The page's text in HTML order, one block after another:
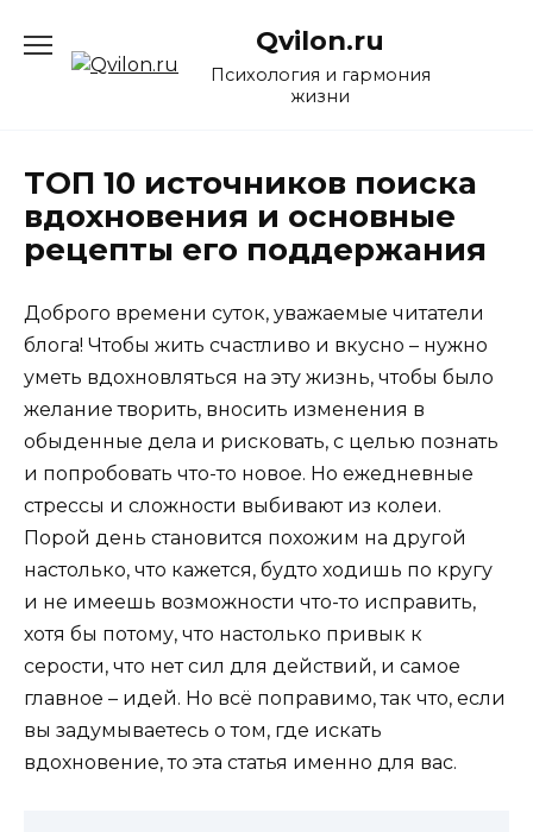
содержанию
Qvilon.ru
Психология и гармония
жизни
ТОП 10 источников поиска
вдохновения и основные
рецепты его поддержания
Доброго времени суток, уважаемые читатели
блога! Чтобы жить счастливо и вкусно – нужно
уметь вдохновляться на эту жизнь, чтобы было
желание творить, вносить изменения в
обыденные дела и рисковать, с целью познать
и попробовать что-то новое. Но ежедневные
стрессы и сложности выбивают из колеи.
Порой день становится похожим на другой
настолько, что кажется, будто ходишь по кругу
и не имеешь возможности что-то исправить,
хотя бы потому, что настолько привык к
серости, что нет сил для действий, и самое
главное – идей. Но всё поправимо, так что, если
вы задумываетесь о том, где искать
вдохновение, то эта статья именно для вас.